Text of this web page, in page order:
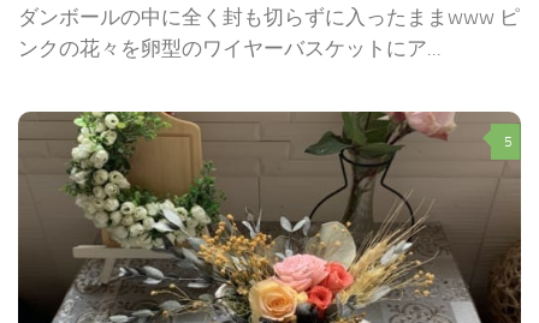
ダンボールの中に全く封も切らずに入ったままwww ピ
ンクの花々を卵型のワイヤーバスケットにア...
5